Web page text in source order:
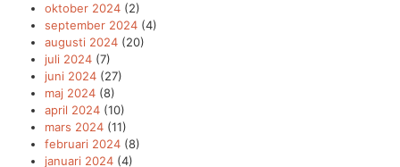
oktober 2024 (2)
september 2024 (4)
augusti 2024 (20)
juli 2024 (7)
juni 2024 (27)
maj 2024 (8)
april 2024 (10)
mars 2024 (11)
februari 2024 (8)
januari 2024 (4)